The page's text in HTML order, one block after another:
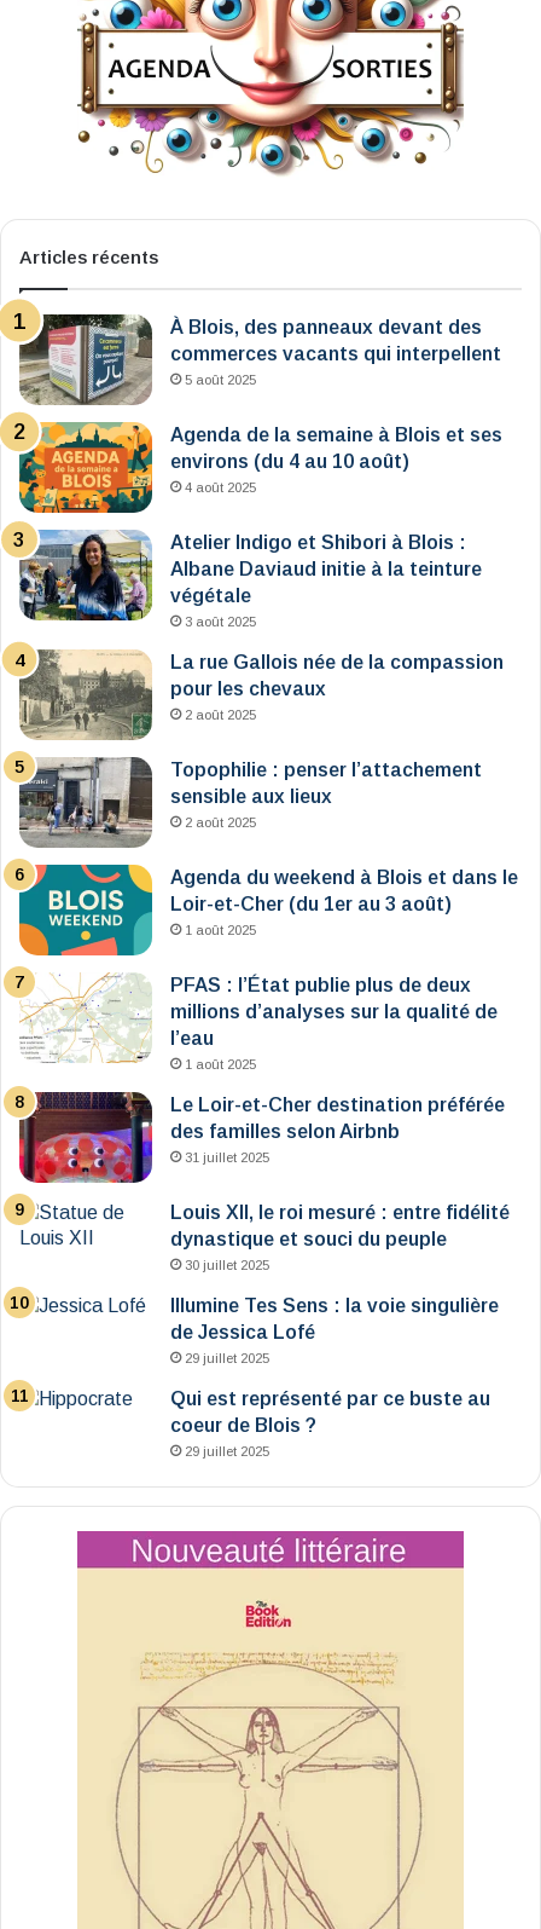
Articles récents
À Blois, des panneaux devant des
commerces vacants qui interpellent
5 août 2025
Agenda de la semaine à Blois et ses
environs (du 4 au 10 août)
4 août 2025
Atelier Indigo et Shibori à Blois :
Albane Daviaud initie à la teinture
végétale
3 août 2025
La rue Gallois née de la compassion
pour les chevaux
2 août 2025
Topophilie : penser l’attachement
sensible aux lieux
2 août 2025
Agenda du weekend à Blois et dans le
Loir-et-Cher (du 1er au 3 août)
1 août 2025
PFAS : l’État publie plus de deux
millions d’analyses sur la qualité de
l’eau
1 août 2025
Le Loir-et-Cher destination préférée
des familles selon Airbnb
31 juillet 2025
Louis XII, le roi mesuré : entre fidélité
dynastique et souci du peuple
30 juillet 2025
Illumine Tes Sens : la voie singulière
de Jessica Lofé
29 juillet 2025
Qui est représenté par ce buste au
coeur de Blois ?
29 juillet 2025